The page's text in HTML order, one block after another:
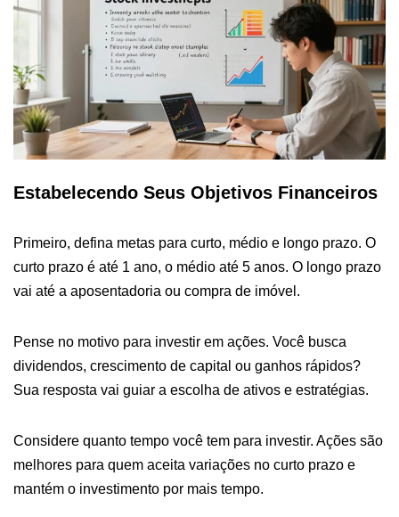
Estabelecendo Seus Objetivos Financeiros
Primeiro, defina metas para curto, médio e longo prazo. O
curto prazo é até 1 ano, o médio até 5 anos. O longo prazo
vai até a aposentadoria ou compra de imóvel.
Pense no motivo para investir em ações. Você busca
dividendos, crescimento de capital ou ganhos rápidos?
Sua resposta vai guiar a escolha de ativos e estratégias.
Considere quanto tempo você tem para investir. Ações são
melhores para quem aceita variações no curto prazo e
mantém o investimento por mais tempo.